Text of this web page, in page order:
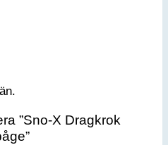
”Sno-X Dragkrok